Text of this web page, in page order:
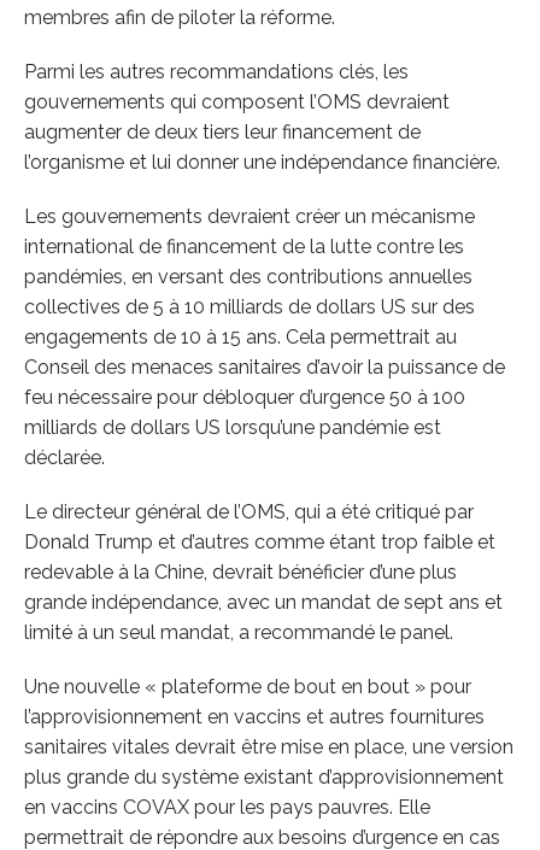
membres afin de piloter la réforme.
Parmi les autres recommandations clés, les
gouvernements qui composent l’OMS devraient
augmenter de deux tiers leur financement de
l’organisme et lui donner une indépendance financière.
Les gouvernements devraient créer un mécanisme
international de financement de la lutte contre les
pandémies, en versant des contributions annuelles
collectives de 5 à 10 milliards de dollars US sur des
engagements de 10 à 15 ans. Cela permettrait au
Conseil des menaces sanitaires d’avoir la puissance de
feu nécessaire pour débloquer d’urgence 50 à 100
milliards de dollars US lorsqu’une pandémie est
déclarée.
Le directeur général de l’OMS, qui a été critiqué par
Donald Trump et d’autres comme étant trop faible et
redevable à la Chine, devrait bénéficier d’une plus
grande indépendance, avec un mandat de sept ans et
limité à un seul mandat, a recommandé le panel.
Une nouvelle « plateforme de bout en bout » pour
l’approvisionnement en vaccins et autres fournitures
sanitaires vitales devrait être mise en place, une version
plus grande du système existant d’approvisionnement
en vaccins COVAX pour les pays pauvres. Elle
permettrait de répondre aux besoins d’urgence en cas